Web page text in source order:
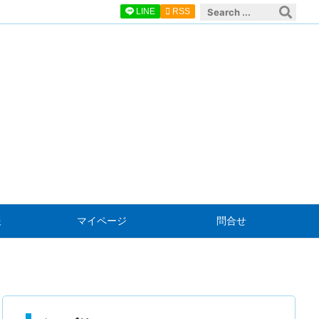
マイページ 問合せ
LINE  RSS